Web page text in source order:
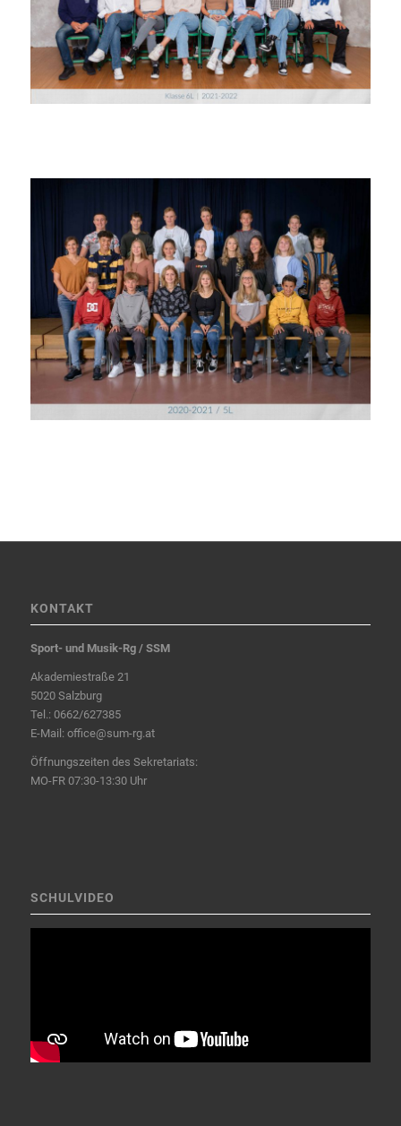
KONTAKT
Sport- und Musik-Rg / SSM
Akademiestraße 21
5020 Salzburg
Tel.: 0662/627385
E-Mail: office@sum-rg.at
Öffnungszeiten des Sekretariats:
MO-FR 07:30-13:30 Uhr
SCHULVIDEO